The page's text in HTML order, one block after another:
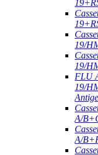
19/
19/
FLU
19/
A/
A/